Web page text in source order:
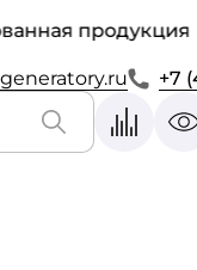
продукция
+7